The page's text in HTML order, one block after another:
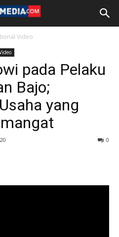
Video
pada Pelaku
Bajo;
yang
0